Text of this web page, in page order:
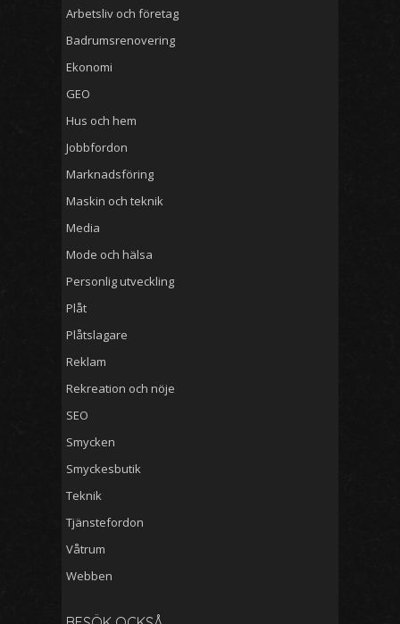
Arbetsliv och företag
Badrumsrenovering
Ekonomi
GEO
Hus och hem
Jobbfordon
Marknadsföring
Maskin och teknik
Media
Mode och hälsa
Personlig utveckling
Plåt
Plåtslagare
Reklam
Rekreation och nöje
SEO
Smycken
Smyckesbutik
Teknik
Tjänstefordon
Våtrum
Webben